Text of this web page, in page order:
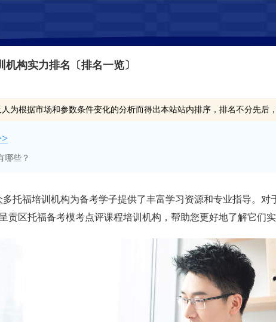
构实力排名〔排名一览〕
为根据市场和参数条件变化的分析而得出本站站内排序，排名不分先后
哪些？
托福培训机构为备考学子提供了丰富学习资源和专业指导。
贡区托福备考模考点评课程培训机构，帮助您更好地了解它们